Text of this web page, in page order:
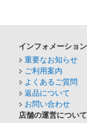
インフォメーション
重要なお知らせ
ご利用案内
よくあるご質問
返品について
お問い合わせ
店舗の運営について